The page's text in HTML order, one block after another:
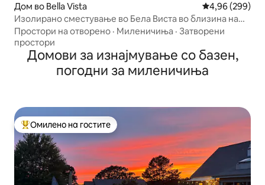
Дом во Bella Vista Просечна
4,96 (299)
Изолирано сместување во Бела Виста во близина на
патеките Бек 40
Простори на отворено · Миленичиња · Затворени
простори
Домови за изнајмување со базен,
погодни за миленичиња
Меѓу најуспешните „Омилени на гостите“
Омилено на гостите